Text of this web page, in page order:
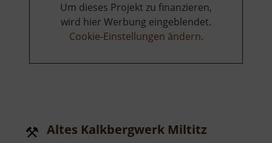
Um dieses Projekt zu finanzieren,
wird hier Werbung eingeblendet.
Cookie-Einstellungen ändern.
Altes Kalkbergwerk Miltitz